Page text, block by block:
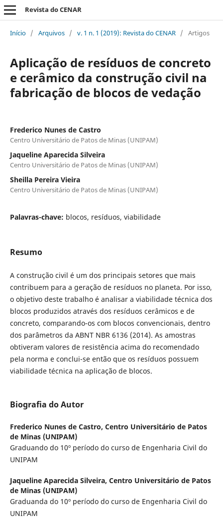
Revista do CENAR
Início / Arquivos / v. 1 n. 1 (2019): Revista do CENAR / Artigos
Aplicação de resíduos de concreto
e cerâmico da construção civil na
fabricação de blocos de vedação
Frederico Nunes de Castro
Centro Universitário de Patos de Minas (UNIPAM)
Jaqueline Aparecida Silveira
Centro Universitário de Patos de Minas (UNIPAM)
Sheilla Pereira Vieira
Centro Universitário de Patos de Minas (UNIPAM)
Palavras-chave: blocos, resíduos, viabilidade
Resumo
A construção civil é um dos principais setores que mais
contribuem para a geração de resíduos no planeta. Por isso,
o objetivo deste trabalho é analisar a viabilidade técnica dos
blocos produzidos através dos resíduos cerâmicos e de
concreto, comparando-os com blocos convencionais, dentro
dos parâmetros da ABNT NBR 6136 (2014). As amostras
obtiveram valores de resistência acima do recomendado
pela norma e conclui-se então que os resíduos possuem
viabilidade técnica na aplicação de blocos.
Biografia do Autor
Frederico Nunes de Castro, Centro Universitário de Patos
de Minas (UNIPAM)
Graduando do 10º período do curso de Engenharia Civil do
UNIPAM
Jaqueline Aparecida Silveira, Centro Universitário de Patos
de Minas (UNIPAM)
Graduanda do 10º período do curso de Engenharia Civil do
UNIPAM